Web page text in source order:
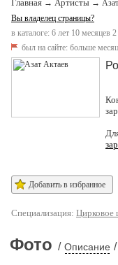
Главная → Артисты →
Вы владелец страницы?
в каталоге: 6 лет 10 месяцев
был на сайте: больше
Добавить в избранное
Специализация: Цирковое
Фото / Описание /